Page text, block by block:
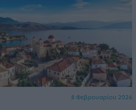
8 Φεβρουαρίου 2026